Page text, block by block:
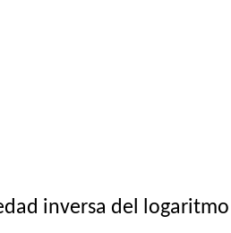
inversa del logaritmo